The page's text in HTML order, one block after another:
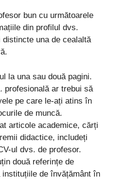
bun cu următoarele
din profilul dvs.
una de cealaltă
la una sau două pagini.
profesională ar trebui să
pe care le-ați atins în
de muncă.
articole academice, cărți
didactice, includeți
ul dvs. de profesor.
două referințe de
de învățământ în